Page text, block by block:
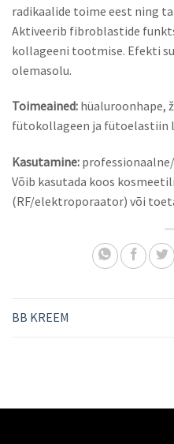
radikaalide toime eest ning
Aktiveerib fibroblastide
kollageeni tootmise. Efekti
olemasolu.
Toimeained: hüaluroonhape,
fütokollageen ja fütoelastiin
Kasutamine:
Võib kasutada koos
(RF/elektroporaator) või
BB KREEM